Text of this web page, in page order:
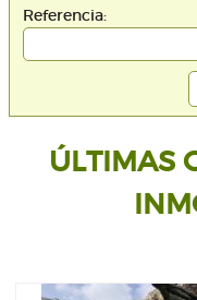
Referencia:
ÚLTIMAS